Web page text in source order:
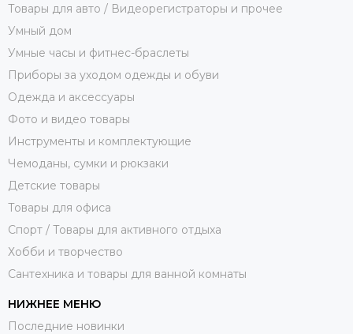
Товары для авто / Видеорегистраторы и прочее
Умный дом
Умные часы и фитнес-браслеты
Приборы за уходом одежды и обуви
Одежда и аксессуары
Фото и видео товары
Инструменты и комплектующие
Чемоданы, сумки и рюкзаки
Детские товары
Товары для офиса
Спорт / Товары для активного отдыха
Хобби и творчество
Сантехника и товары для ванной комнаты
НИЖНЕЕ МЕНЮ
Последние новинки